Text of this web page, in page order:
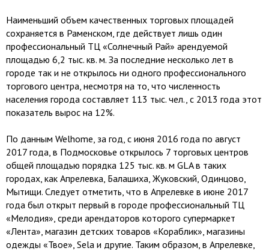
Наименьший объем качественных торговых площадей
сохраняется в Раменском, где действует лишь один
профессиональный ТЦ «Солнечный Рай» арендуемой
площадью 6,2 тыс. кв. м. За последние несколько лет в
городе так и не открылось ни одного профессионального
торгового центра, несмотря на то, что численность
населения города составляет 113 тыс. чел., с 2013 года этот
показатель вырос на 12%.
По данным Welhome, за год, с июня 2016 года по август
2017 года, в Подмосковье открылось 7 торговых центров
общей площадью порядка 125 тыс. кв. м GLA в таких
городах, как Апрелевка, Балашиха, Жуковский, Одинцово,
Мытищи. Следует отметить, что в Апрелевке в июне 2017
года был открыт первый в городе профессиональный ТЦ
«Мелодия», среди арендаторов которого супермаркет
«Лента», магазин детских товаров «Кораблик», магазины
одежды «Твое», Sela и другие. Таким образом, в Апрелевке,